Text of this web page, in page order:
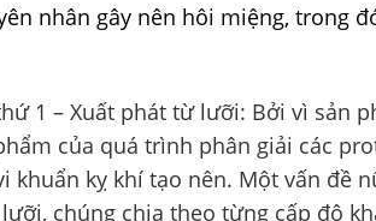
nhân gây nên hôi miệng, trong
1 – Xuất phát từ lưỡi: Bởi vì sản
của quá trình phân giải các
khuẩn kỵ khí tạo nên. Một vấn đề
chúng chia theo từng cấp độ